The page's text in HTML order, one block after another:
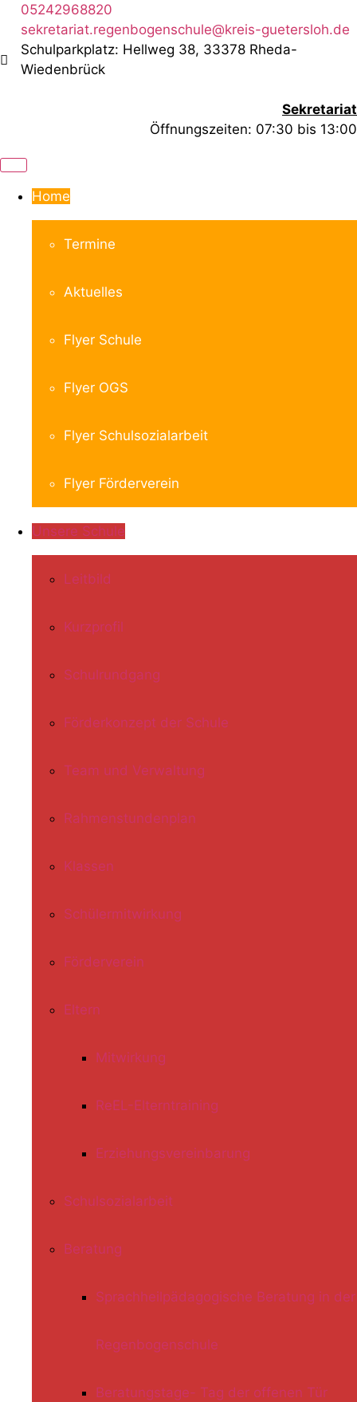
Zum
Inhalt
springen
05242968820
sekretariat.regenbogenschule@kreis-guetersloh.de
Schulparkplatz: Hellweg 38, 33378 Rheda-
Wiedenbrück
Sekretariat
Öffnungszeiten: 07:30 bis 13:00
Home
Termine
Aktuelles
Flyer Schule
Flyer OGS
Flyer Schulsozialarbeit
Flyer Förderverein
Unsere Schule
Leitbild
Kurzprofil
Schulrundgang
Förderkonzept der Schule
Team und Verwaltung
Rahmenstundenplan
Klassen
Schülermitwirkung
Förderverein
Eltern
Mitwirkung
ReEL-Elterntraining
Erziehungsvereinbarung
Schulsozialarbeit
Beratung
Sprachheilpädagogische Beratung in der
Regenbogenschule
Beratungstage- Tag der offenen Tür